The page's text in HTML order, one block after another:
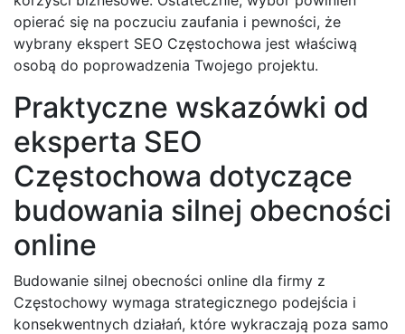
opierać się na poczuciu zaufania i pewności, że
wybrany ekspert SEO Częstochowa jest właściwą
osobą do poprowadzenia Twojego projektu.
Praktyczne wskazówki od
eksperta SEO
Częstochowa dotyczące
budowania silnej obecności
online
Budowanie silnej obecności online dla firmy z
Częstochowy wymaga strategicznego podejścia i
konsekwentnych działań, które wykraczają poza samo